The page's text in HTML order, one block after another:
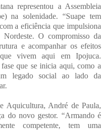
representou a Assembleia
na solenidade. “Suape tem
a eficiência que impulsiona
O compromisso da
e acompanhar os efeitos
vivem aqui em Ipojuca.
que se inicia aqui, como a
legado social ao lado da
Aquicultura, André de Paula,
do novo gestor. “Armando é
competente, tem uma